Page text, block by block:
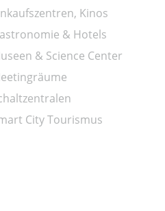
Kinos
& Hotels
& Science Center
City Tourismus